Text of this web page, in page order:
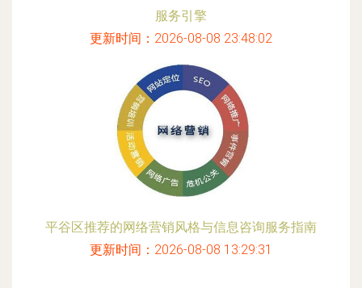
服务引擎
更新时间：2026-08-08 23:48:02
平谷区推荐的网络营销风格与信息咨询服务指南
更新时间：2026-08-08 13:29:31